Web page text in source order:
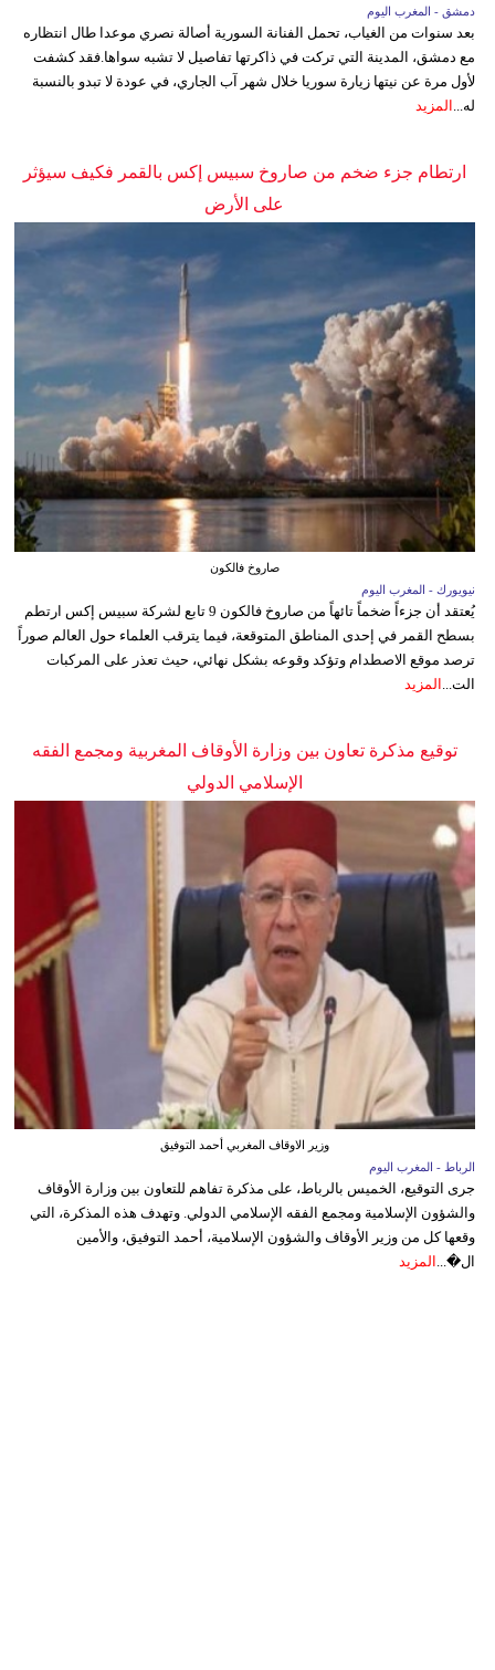
دمشق - المغرب اليوم
بعد سنوات من الغياب، تحمل الفنانة السورية أصالة نصري موعدا طال انتظاره
مع دمشق، المدينة التي تركت في ذاكرتها تفاصيل لا تشبه سواها.فقد كشفت
لأول مرة عن نيتها زيارة سوريا خلال شهر آب الجاري، في عودة لا تبدو بالنسبة
له...
المزيد
ارتطام جزء ضخم من صاروخ سبيس إكس بالقمر فكيف سيؤثر
على الأرض
صاروخ فالكون
نيويورك - المغرب اليوم
يُعتقد أن جزءاً ضخماً تائهاً من صاروخ فالكون 9 تابع لشركة سبيس إكس ارتطم
بسطح القمر في إحدى المناطق المتوقعة، فيما يترقب العلماء حول العالم صوراً
ترصد موقع الاصطدام وتؤكد وقوعه بشكل نهائي، حيث تعذر على المركبات
الت... المزيد
توقيع مذكرة تعاون بين وزارة الأوقاف المغربية ومجمع الفقه
الإسلامي الدولي
وزير الاوقاف المغربي أحمد التوفيق
الرباط - المغرب اليوم
جرى التوقيع، الخميس بالرباط، على مذكرة تفاهم للتعاون بين وزارة الأوقاف
والشؤون الإسلامية ومجمع الفقه الإسلامي الدولي. وتهدف هذه المذكرة، التي
وقعها كل من وزير الأوقاف والشؤون الإسلامية، أحمد التوفيق، والأمين
ال�... المزيد